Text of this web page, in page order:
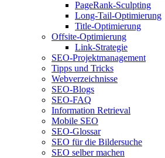
PageRank-Sculpting
Long-Tail-Optimierung
Title-Optimierung
Offsite-Optimierung
Link-Strategie
SEO-Projektmanagement
Tipps und Tricks
Webverzeichnisse
SEO-Blogs
SEO-FAQ
Information Retrieval
Mobile SEO
SEO-Glossar
SEO für die Bildersuche
SEO selber machen